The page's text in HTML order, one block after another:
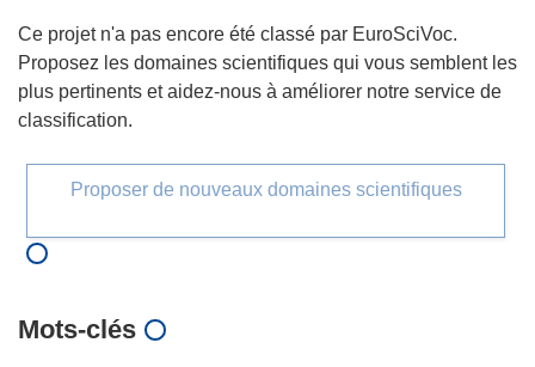
Ce projet n'a pas encore été classé par EuroSciVoc.
Proposez les domaines scientifiques qui vous semblent les
plus pertinents et aidez-nous à améliorer notre service de
classification.
Proposer de nouveaux domaines scientifiques
Mots‑clés